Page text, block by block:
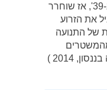
עד הפלישה הגרמנית לפולין ב-39', אז שוחרר
את הזרוע
של התנועה
הפשיסטיים באירופה (מריאנה בננסון, 2014 )